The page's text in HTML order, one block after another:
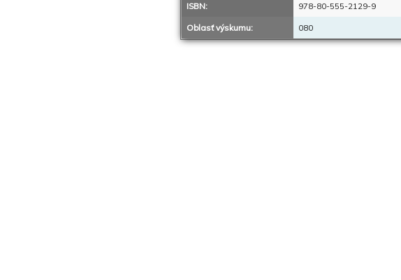
ISBN: 978-80-555-2129-9
Oblasť výskumu: 080